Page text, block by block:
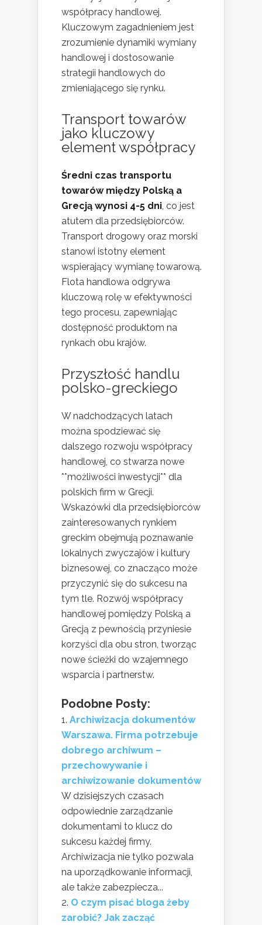
współpracy handlowej.
Kluczowym zagadnieniem jest
zrozumienie dynamiki wymiany
handlowej i dostosowanie
strategii handlowych do
zmieniającego się rynku.
Transport towarów
jako kluczowy
element współpracy
Średni czas transportu
towarów między Polską a
Grecją wynosi 4-5 dni , co jest
atutem dla przedsiębiorców.
Transport drogowy oraz morski
stanowi istotny element
wspierający wymianę towarową.
Flota handlowa odgrywa
kluczową rolę w efektywności
tego procesu, zapewniając
dostępność produktom na
rynkach obu krajów.
Przyszłość handlu
polsko-greckiego
W nadchodzących latach
można spodziewać się
dalszego rozwoju współpracy
handlowej, co stwarza nowe
**możliwości inwestycji** dla
polskich firm w Grecji.
Wskazówki dla przedsiębiorców
zainteresowanych rynkiem
greckim obejmują poznawanie
lokalnych zwyczajów i kultury
biznesowej, co znacząco może
przyczynić się do sukcesu na
tym tle. Rozwój współpracy
handlowej pomiędzy Polską a
Grecją z pewnością przyniesie
korzyści dla obu stron, tworząc
nowe ścieżki do wzajemnego
wsparcia i partnerstw.
Podobne Posty:
Archiwizacja dokumentów
Warszawa. Firma potrzebuje
dobrego archiwum –
przechowywanie i
archiwizowanie dokumentów
W dzisiejszych czasach
odpowiednie zarządzanie
dokumentami to klucz do
sukcesu każdej firmy.
Archiwizacja nie tylko pozwala
na uporządkowanie informacji,
ale także zabezpiecza...
O czym pisać bloga żeby
zarobić? Jak zacząć